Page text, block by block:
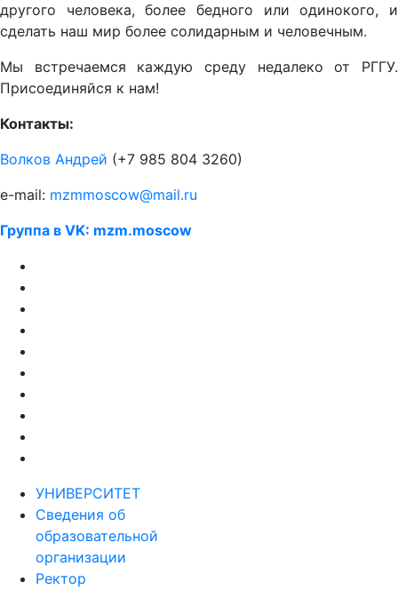
другого человека, более бедного или одинокого, и
сделать наш мир более солидарным и человечным.
Мы встречаемся каждую среду недалеко от РГГУ.
Присоединяйся к нам!
Контакты:
Волков Андрей (+7 985 804 3260)
e-mail: mzmmoscow@mail.ru
Группа в VK: mzm.moscow
УНИВЕРСИТЕТ
Сведения об
образовательной
организации
Ректор